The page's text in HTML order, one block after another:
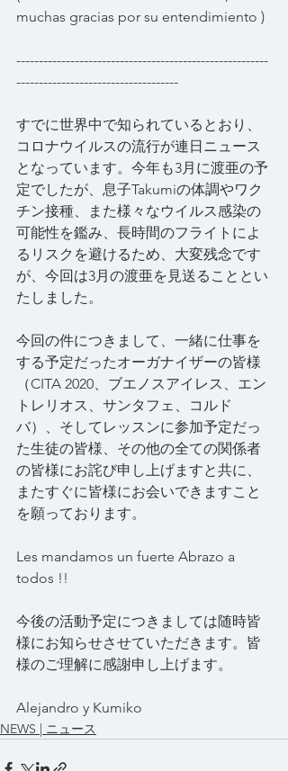
muchas gracias por su entendimiento )
--------------------------------------------------------
------------------------------------
すでに世界中で知られているとおり、
コロナウイルスの流行が連日ニュース
となっています。今年も3月に渡亜の予
定でしたが、息子Takumiの体調やワク
チン接種、また様々なウイルス感染の
可能性を鑑み、長時間のフライトによ
るリスクを避けるため、大変残念です
が、今回は3月の渡亜を見送ることとい
たしました。
今回の件につきまして、一緒に仕事を
する予定だったオーガナイザーの皆様
（CITA 2020、ブエノスアイレス、エン
トレリオス、サンタフェ、コルド
バ）、そしてレッスンに参加予定だっ
た生徒の皆様、その他の全ての関係者
の皆様にお詫び申し上げますと共に、
またすぐに皆様にお会いできますこと
を願っております。
Les mandamos un fuerte Abrazo a
todos !!
今後の活動予定につきましては随時皆
様にお知らせさせていただきます。皆
様のご理解に感謝申し上げます。
Alejandro y Kumiko
NEWS | ニュース